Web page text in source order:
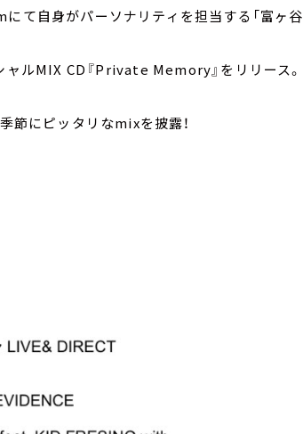
て自身がパーソナリティを担当する「富ヶ谷
ルMIX CD『Private Memory』をリリース。
節にピッタリなmixを披露！